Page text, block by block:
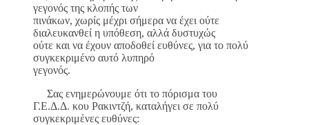
γεγονός της κλοπής των
πινάκων, χωρίς μέχρι σήμερα να έχει ούτε
διαλευκανθεί η υπόθεση, αλλά δυστυχώς
ούτε και να έχουν αποδοθεί ευθύνες, για το πολύ
συγκεκριμένο αυτό λυπηρό
γεγονός.
Σας ενημερώνουμε ότι το πόρισμα του
Γ.Ε.Δ.Δ. κου Ρακιντζή, καταλήγει σε πολύ
συγκεκριμένες ευθύνες: